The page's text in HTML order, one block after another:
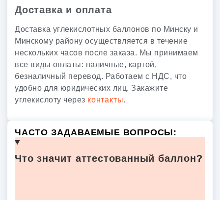
Доставка и оплата
Доставка углекислотных баллонов по Минску и
Минскому району осуществляется в течение
нескольких часов после заказа. Мы принимаем
все виды оплаты: наличные, картой,
безналичный перевод. Работаем с НДС, что
удобно для юридических лиц. Закажите
углекислоту через контакты.
ЧАСТО ЗАДАВАЕМЫЕ ВОПРОСЫ:
Что значит аттестованный баллон?